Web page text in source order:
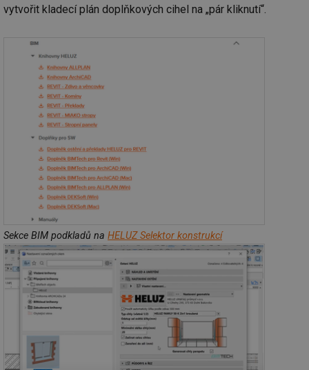
vytvořit kladecí plán doplňkových cihel na „pár kliknutí“.
Sekce BIM podkladů na HELUZ Selektor konstrukcí